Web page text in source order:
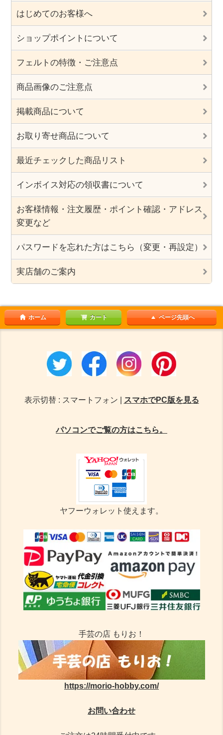
はじめてのお客様へ
ショップポイントについて
フェルトの特徴・ご注意点
商品画像のご注意点
掲載商品について
お取り寄せ商品について
最近チェックした商品リスト
インボイス対応の領収書について
お客様情報・注文履歴・ポイント確認・アドレス
変更など
パスワードを忘れた方はこちら（変更・再設定）
実店舗のご案内
ホーム カート ページ先頭へ
表示切替 : スマートフォン | スマホでPC版を見る
パソコンでご覧の方はこちら。
ヤフーウォレット使えます。
手芸の店 もりお！
https://morio-hobby.com/
お問い合わせ